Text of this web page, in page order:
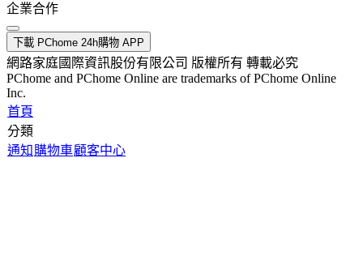
企業合作
下載 PChome 24h購物 APP
網路家庭國際資訊股份有限公司 版權所有 轉載必究
PChome and PChome Online are trademarks of PChome Online
Inc.
首頁
分類
通知 購物車顧客中心